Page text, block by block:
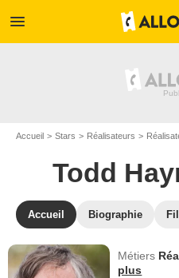
menu
Accueil Stars Réalisateurs
Todd
Accueil Biographie
Métiers
plus